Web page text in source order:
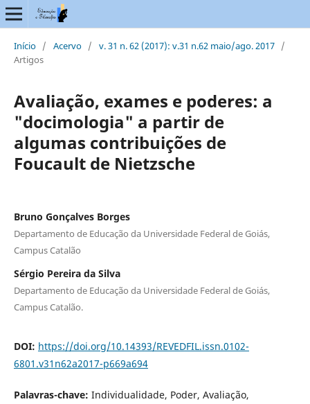
Início / Acervo / v. 31 n. 62 (2017): v.31 n.62 maio/ago. 2017 /
Artigos
Avaliação, exames e poderes: a
"docimologia" a partir de
algumas contribuições de
Foucault de Nietzsche
Bruno Gonçalves Borges
Departamento de Educação da Universidade Federal de Goiás,
Campus Catalão
Sérgio Pereira da Silva
Departamento de Educação da Universidade Federal de Goiás,
Campus Catalão.
DOI: https://doi.org/10.14393/REVEDFIL.issn.0102-
6801.v31n62a2017-p669a694
Palavras-chave: Individualidade, Poder, Avaliação,